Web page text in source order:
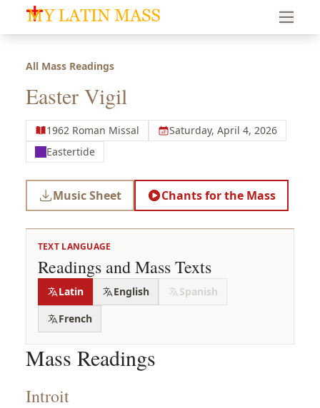
My Latin Mass - Traditional Latin Mass of South Florida
All Mass Readings
Easter Vigil
1962 Roman Missal
Saturday, April 4, 2026
Eastertide
Music Sheet Chants for the Mass
TEXT LANGUAGE
Readings and Mass Texts
Latin English
Spanish
French
Mass Readings
Introit